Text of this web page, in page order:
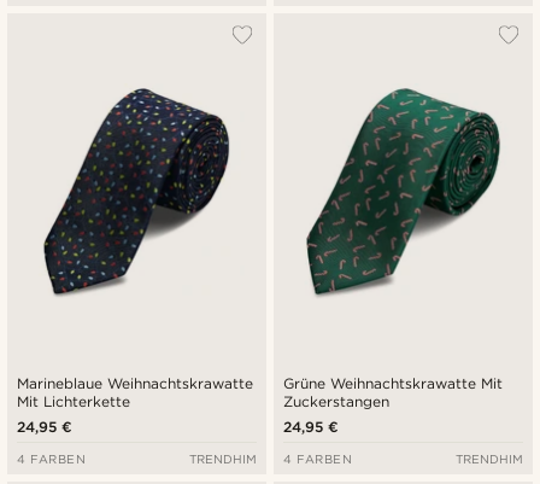
Marineblaue Weihnachtskrawatte
Mit Lichterkette
24,95 €
4 FARBEN TRENDHIM
Grüne Weihnachtskrawatte Mit
Zuckerstangen
24,95 €
4 FARBEN TRENDHIM